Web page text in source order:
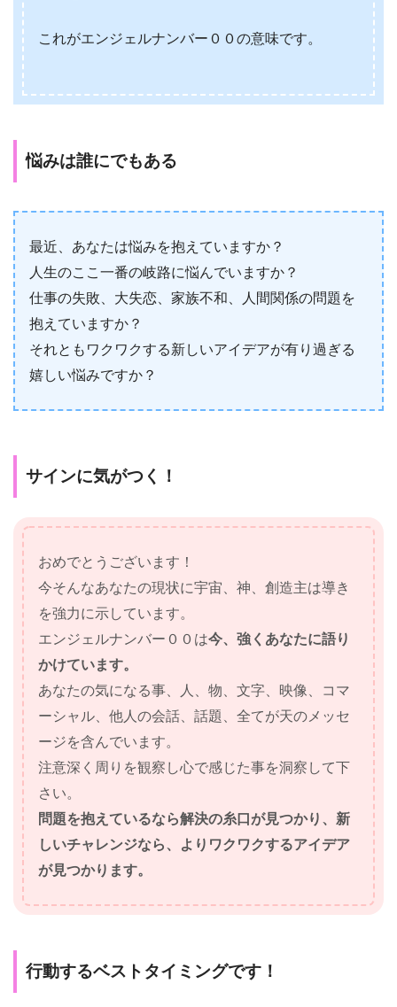
これがエンジェルナンバー００の意味です。
悩みは誰にでもある
最近、あなたは悩みを抱えていますか？
人生のここ一番の岐路に悩んでいますか？
仕事の失敗、大失恋、家族不和、人間関係の問題を
抱えていますか？
それともワクワクする新しいアイデアが有り過ぎる
嬉しい悩みですか？
サインに気がつく！
おめでとうございます！
今そんなあなたの現状に宇宙、神、創造主は導き
を強力に示しています。
エンジェルナンバー００は今、強くあなたに語り
かけています。
あなたの気になる事、人、物、文字、映像、コマ
ーシャル、他人の会話、話題、全てが天のメッセ
ージを含んでいます。
注意深く周りを観察し心で感じた事を洞察して下
さい。
問題を抱えているなら解決の糸口が見つかり、新
しいチャレンジなら、よりワクワクするアイデア
が見つかります。
行動するベストタイミングです！